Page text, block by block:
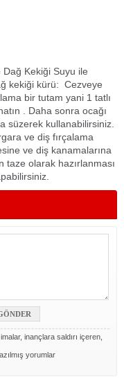
Dağ Kekiği Suyu ile
kekiği kürü: Cezveye
bir tutam yani 1 tatlı
. Daha sonra ocağı
süzerek kullanabilirsiniz.
ve diş fırçalama
ve diş kanamalarına
olarak hazırlanması
inançlara saldırı içeren,
yorumlar